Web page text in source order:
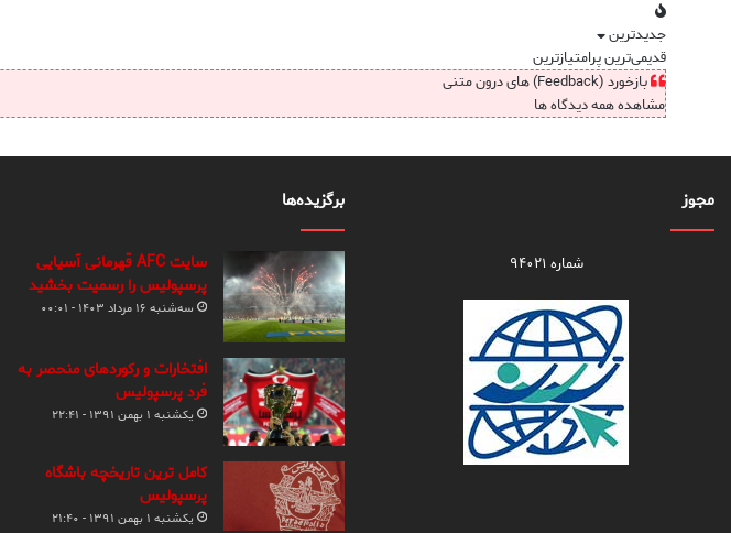
جدیدترین
قدیمی‌ترینپرامتیازترین
بازخورد (Feedback) های درون متنی
مشاهده همه دیدگاه ها
مجوز
شماره ۹۴۰۲۱
برگزیده‌ها
سایت AFC قهرمانی آسیایی
پرسپولیس را رسمیت بخشید
سه‌شنبه ۱۶ مرداد ۱۴۰۳ - ۰۰:۰۱
افتخارات و رکوردهای منحصر به
فرد پرسپولیس
یکشنبه ۱ بهمن ۱۳۹۱ - ۲۲:۴۱
کامل ترین تاریخچه باشگاه
پرسپولیس
یکشنبه ۱ بهمن ۱۳۹۱ - ۲۱:۴۰